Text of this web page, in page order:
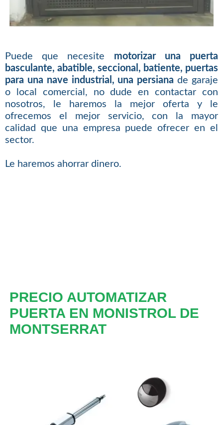
Puede que necesite motorizar una puerta
basculante, abatible, seccional, batiente, puertas
para una nave industrial, una persiana de garaje
o local comercial, no dude en contactar con
nosotros, le haremos la mejor oferta y le
ofrecemos el mejor servicio, con la mayor
calidad que una empresa puede ofrecer en el
sector.
Le haremos ahorrar dinero.
PRECIO AUTOMATIZAR
PUERTA EN MONISTROL DE
MONTSERRAT